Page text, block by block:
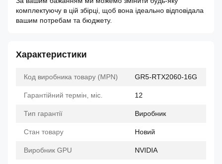
комплектуючу в цій збірці, щоб вона ідеально відповідала
вашим потребам та бюджету.
Характеристики
Код виробника товару (MPN) GR5-RTX2060-16G
Гарантійний термін, міс. 12
Тип гарантії Виробник
Стан товару Новий
Виробник GPU NVIDIA